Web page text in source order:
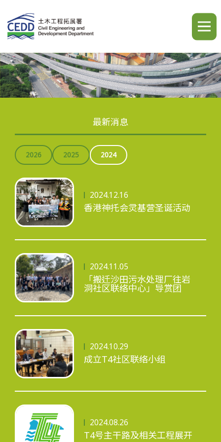
繁 简 ENG A A A
主页
最新消息
工程进度
环境事宜
社区协作
最新消息
2026 2025 2024
2024.12.16
香港神托会灵基营圣诞活动
2024.11.05
「搬迁沙田污水处理厂往岩
洞社区联络中心」导赏团
2024.10.29
成立T4社区联络小组
2024.08.26
T4号主干路及相关工程展开